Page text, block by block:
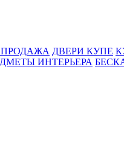
ДВЕРИ КУПЕ
ИНТЕРЬЕРА